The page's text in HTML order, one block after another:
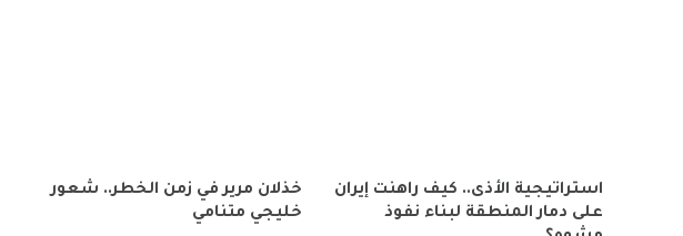
استراتيجية الأذى.. كيف راهنت إيران
على دمار المنطقة لبناء نفوذ
خذلان مرير في زمن الخطر.. شعور
خليجي متنامي